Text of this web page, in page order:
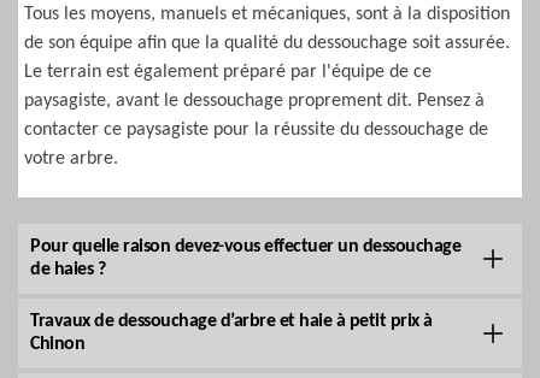
Tous les moyens, manuels et mécaniques, sont à la disposition
de son équipe afin que la qualité du dessouchage soit assurée.
Le terrain est également préparé par l'équipe de ce
paysagiste, avant le dessouchage proprement dit. Pensez à
contacter ce paysagiste pour la réussite du dessouchage de
votre arbre.
Pour quelle raison devez-vous effectuer un dessouchage
de haies ?
Travaux de dessouchage d’arbre et haie à petit prix à
Chinon